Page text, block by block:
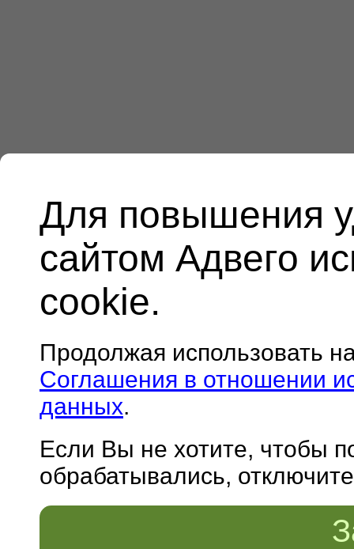
Для повышения
сайтом Адвего
cookie.
Продолжая использовать
Соглашения в отношении
данных.
Если Вы не хотите, чтобы
обрабатывались,